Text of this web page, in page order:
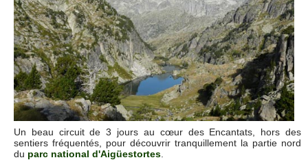
Un beau circuit de 3 jours au cœur des Encantats, hors des
sentiers fréquentés, pour découvrir tranquillement la partie nord
du parc national d'Aigüestortes